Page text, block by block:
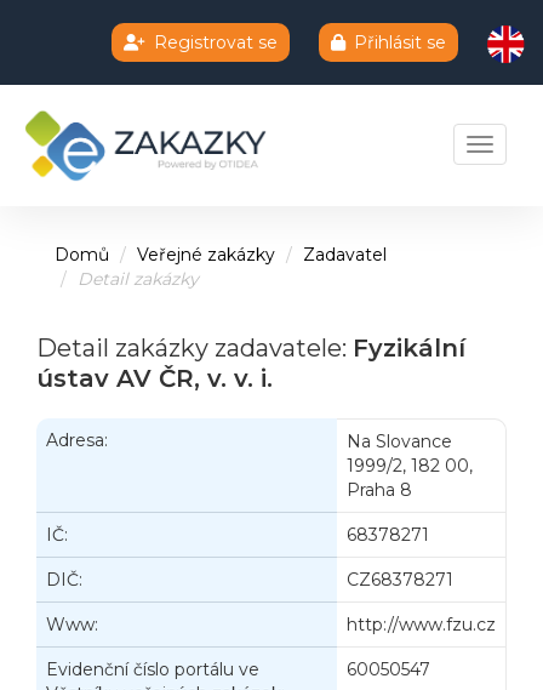
Registrovat se Přihlásit se
Toggle
Domů Veřejné zakázky
Zadavatel
Detail zakázky
Detail zakázky zadavatele: Fyzikální
ústav AV ČR, v. v. i.
Adresa:
Na Slovance
1999/2, 182 00,
Praha 8
IČ: 68378271
DIČ: CZ68378271
Www: http://www.fzu.cz
Evidenční číslo portálu ve
60050547
Chatbot e-zakazky